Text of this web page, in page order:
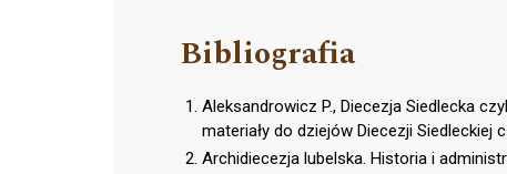
Bibliografia
Aleksandrowicz P., Diecezja Siedlecka
materiały do dziejów Diecezji Siedleckiej
Archidiecezja lubelska. Historia i